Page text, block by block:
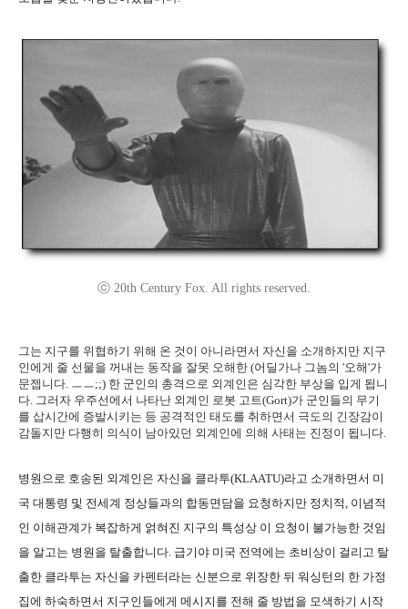
ⓒ 20th Century Fox. All rights reserved.
그는 지구를 위협하기 위해 온 것이 아니라면서 자신을 소개하지만 지구
인에게 줄 선물을 꺼내는 동작을 잘못 오해한 (어딜가나 그놈의 '오해'가
문젭니다. ㅡㅡ;;) 한 군인의 총격으로 외계인은 심각한 부상을 입게 됩니
다. 그러자 우주선에서 나타난 외계인 로봇 고트(Gort)가 군인들의 무기
를 삽시간에 증발시키는 등 공격적인 태도를 취하면서 극도의 긴장감이
감돌지만 다행히 의식이 남아있던 외계인에 의해 사태는 진정이 됩니다.
병원으로 호송된 외계인은 자신을 클라투(KLAATU)라고 소개하면서 미
국 대통령 및 전세계 정상들과의 합동면담을 요청하지만 정치적, 이념적
인 이해관계가 복잡하게 얽혀진 지구의 특성상 이 요청이 불가능한 것임
을 알고는 병원을 탈출합니다. 급기야 미국 전역에는 초비상이 걸리고 탈
출한 클라투는 자신을 카펜터라는 신분으로 위장한 뒤 워싱턴의 한 가정
집에 하숙하면서 지구인들에게 메시지를 전해 줄 방법을 모색하기 시작